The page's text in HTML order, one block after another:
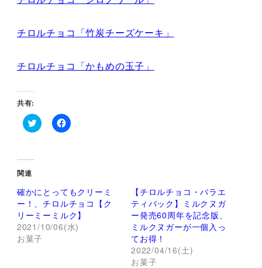
チロルチョコ「竹炭チーズケーキ」
チロルチョコ「かもめの玉子」
共有:
ク
し
て
T
i
t
t
e
r
で
共
有
F
で
共
有
す
る
に
関連
確かにとってもクリーミ
ー！、チロルチョコ【ク
リーミーミルク】
2021/10/06(水)
お菓子
【チロルチョコ・バラエ
ティパック】ミルクヌガ
ー発売60周年を記念版、
ミルクヌガーが一個入っ
てお得！
2022/04/16(土)
お菓子